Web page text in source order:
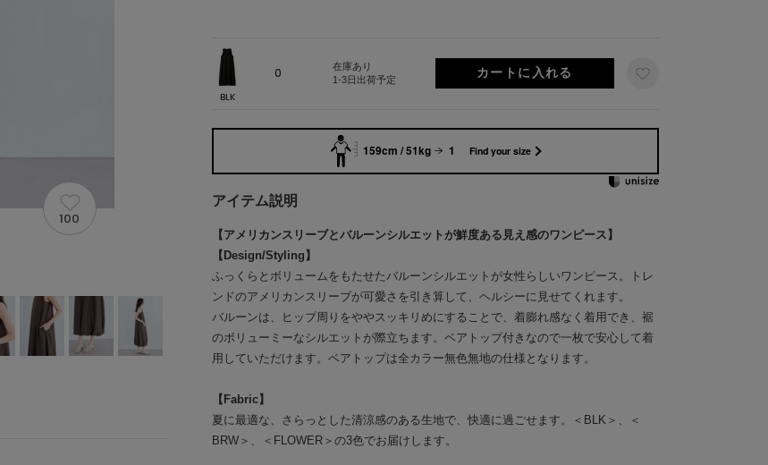
BLK
0
在庫あり
1-3日出荷予定
159cm / 51kg 1 Find your size
アイテム説明
【アメリカンスリーブとバルーンシルエットが鮮度ある見え感のワンピース】
【Design/Styling】
ふっくらとボリュームをもたせたバルーンシルエットが女性らしいワンピース。トレ
ンドのアメリカンスリーブが可愛さを引き算して、ヘルシーに見せてくれます。
バルーンは、ヒップ周りをややスッキリめにすることで、着膨れ感なく着用でき、裾
のボリューミーなシルエットが際立ちます。ベアトップ付きなので一枚で安心して着
用していただけます。ベアトップは全カラー無色無地の仕様となります。
【Fabric】
夏に最適な、さらっとした清涼感のある生地で、快適に過ごせます。＜BLK＞、＜
BRW＞、＜FLOWER＞の3色でお届けします。
100